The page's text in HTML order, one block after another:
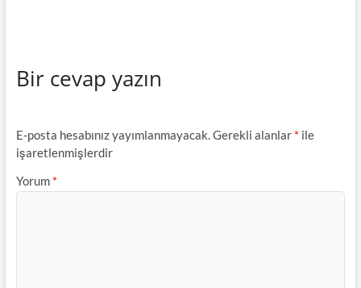
Bir cevap yazın
E-posta hesabınız yayımlanmayacak.Gerekli alanlar * ile
işaretlenmişlerdir
Yorum *